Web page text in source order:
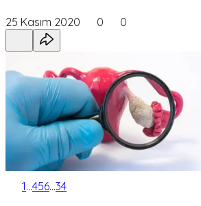
25 Kasım 2020 0 0
1...456...34